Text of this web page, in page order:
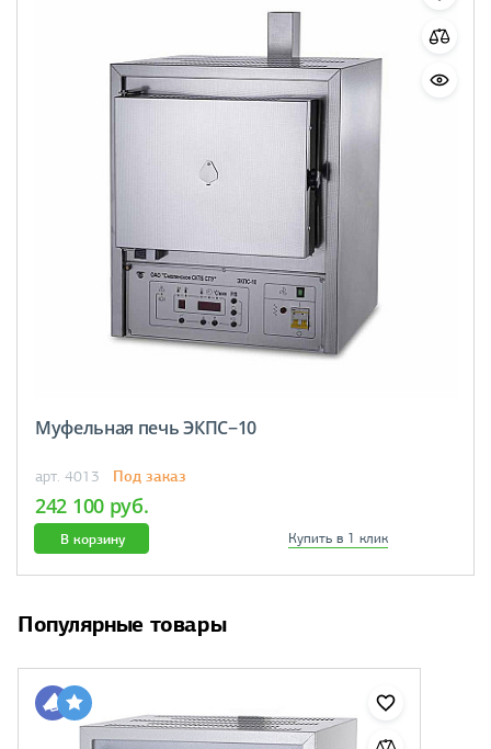
Муфельная печь ЭКПС−10
арт. 4013 Под заказ
242 100 руб.
В корзину Купить в 1 клик
Популярные товары